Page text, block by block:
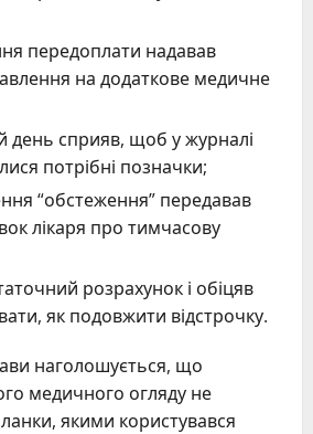
передоплати надавав
на додаткове медичне
день сприяв, щоб у журналі
потрібні позначки;
“обстеження” передавав
лікаря про тимчасову
розрахунок і обіцяв
як подовжити відстрочку.
наголошується, що
медичного огляду не
якими користувався